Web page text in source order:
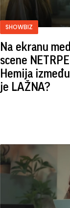
SHOWBIZ
Na ekranu
scene
Hemija
je LAŽNA?